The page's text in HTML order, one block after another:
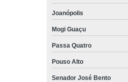
Joanópolis
Mogi Guaçu
Passa Quatro
Pouso Alto
Senador José Bento